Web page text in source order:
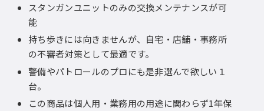
スタンガンユニットのみの交換メンテナンスが可
能
持ち歩きには向きませんが、自宅・店舗・事務所
の不審者対策として最適です。
警備やパトロールのプロにも是非選んで欲しい１
台。
この商品は個人用・業務用の用途に関わらず1年保